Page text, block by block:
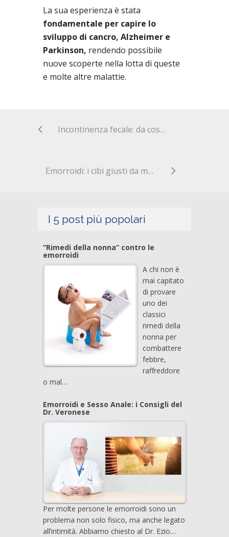
La sua esperienza è stata
fondamentale per capire lo
sviluppo di cancro, Alzheimer e
Parkinson, rendendo possibile
nuove scoperte nella lotta di queste
e molte altre malattie.
Incontinenza fecale: da cosa può essere causata?
Emorroidi: i cibi giusti da mettere sulla tavola
I 5 post più popolari
“Rimedi della nonna” contro le
emorroidi
A chi non è
mai capitato
di provare
uno dei
classici
rimedi della
nonna per
combattere
febbre,
raffreddore
o mal…
Emorroidi e Sesso Anale: i Consigli del
Dr. Veronese
Per molte persone le emorroidi sono un
problema non solo fisico, ma anche legato
all’intimità. Abbiamo chiesto al Dr. Ezio…